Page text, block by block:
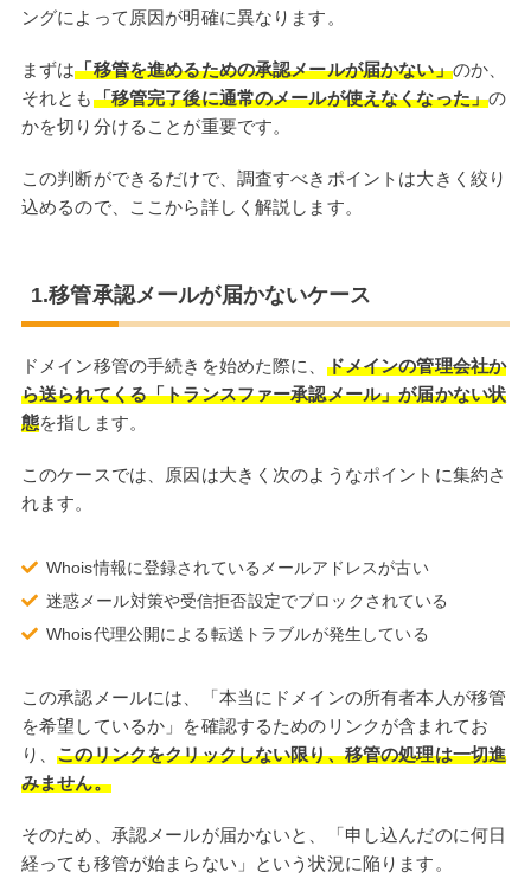
ングによって原因が明確に異なります。
まずは「移管を進めるための承認メールが届かない」のか、
それとも「移管完了後に通常のメールが使えなくなった」の
かを切り分けることが重要です。
この判断ができるだけで、調査すべきポイントは大きく絞り
込めるので、ここから詳しく解説します。
1.移管承認メールが届かないケース
ドメイン移管の手続きを始めた際に、 ドメインの管理会社か
ら送られてくる「トランスファー承認メール」が届かない状
態を指します。
このケースでは、原因は大きく次のようなポイントに集約さ
れます。
Whois情報に登録されているメールアドレスが古い
迷惑メール対策や受信拒否設定でブロックされている
Whois代理公開による転送トラブルが発生している
この承認メールには、「本当にドメインの所有者本人が移管
を希望しているか」を確認するためのリンクが含まれてお
り、このリンクをクリックしない限り、移管の処理は一切進
みません。
そのため、承認メールが届かないと、「申し込んだのに何日
経っても移管が始まらない」という状況に陥ります。